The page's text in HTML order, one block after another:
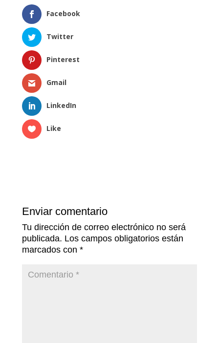
Facebook
Twitter
Pinterest
Gmail
LinkedIn
Like
Enviar comentario
Tu dirección de correo electrónico no será
publicada. Los campos obligatorios están
marcados con *